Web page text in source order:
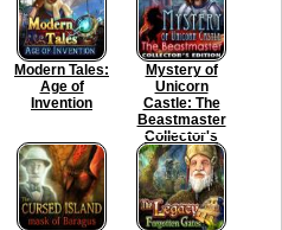
Modern Tales:
Age of
Invention
Mystery of
Unicorn
Castle: The
Beastmaster
Collector's
Edition